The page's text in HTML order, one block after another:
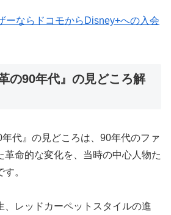
ーならドコモからDisney+への入会
の90年代』の見どころ解
年代』の見どころは、90年代のファ
革命的な変化を、当時の中心人物た
。
、レッドカーペットスタイルの進